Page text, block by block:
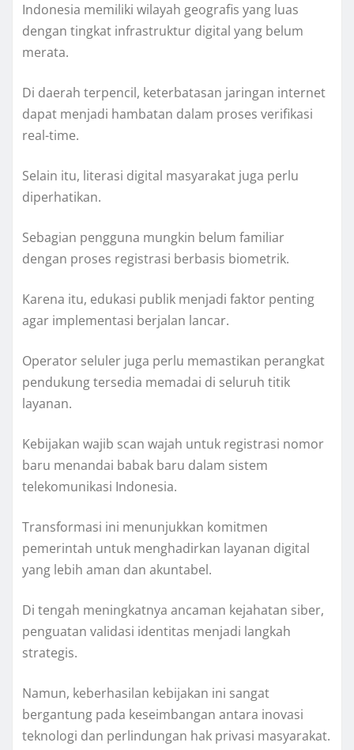
Indonesia memiliki wilayah geografis yang luas
dengan tingkat infrastruktur digital yang belum
merata.
Di daerah terpencil, keterbatasan jaringan internet
dapat menjadi hambatan dalam proses verifikasi
real-time.
Selain itu, literasi digital masyarakat juga perlu
diperhatikan.
Sebagian pengguna mungkin belum familiar
dengan proses registrasi berbasis biometrik.
Karena itu, edukasi publik menjadi faktor penting
agar implementasi berjalan lancar.
Operator seluler juga perlu memastikan perangkat
pendukung tersedia memadai di seluruh titik
layanan.
Kebijakan wajib scan wajah untuk registrasi nomor
baru menandai babak baru dalam sistem
telekomunikasi Indonesia.
Transformasi ini menunjukkan komitmen
pemerintah untuk menghadirkan layanan digital
yang lebih aman dan akuntabel.
Di tengah meningkatnya ancaman kejahatan siber,
penguatan validasi identitas menjadi langkah
strategis.
Namun, keberhasilan kebijakan ini sangat
bergantung pada keseimbangan antara inovasi
teknologi dan perlindungan hak privasi masyarakat.